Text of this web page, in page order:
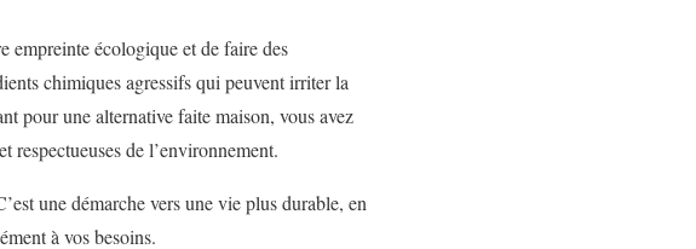
empreinte écologique et de faire des
chimiques agressifs qui peuvent irriter la
pour une alternative faite maison, vous avez
de l’environnement.
une démarche vers une vie plus durable, en
à vos besoins.